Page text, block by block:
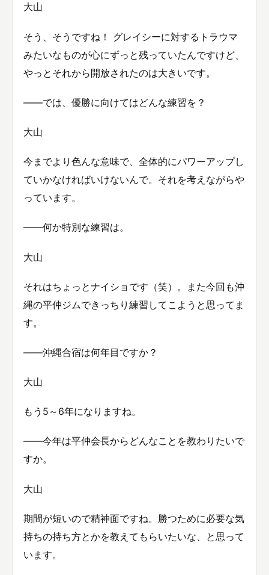
大山
そう、そうですね！ グレイシーに対するトラウマ
みたいなものが心にずっと残っていたんですけど、
やっとそれから開放されたのは大きいです。
――では、優勝に向けてはどんな練習を？
大山
今までより色んな意味で、全体的にパワーアップし
ていかなければいけないんで。それを考えながらや
っています。
――何か特別な練習は。
大山
それはちょっとナイショです（笑）。また今回も沖
縄の平仲ジムできっちり練習してこようと思ってま
す。
――沖縄合宿は何年目ですか？
大山
もう5～6年になりますね。
――今年は平仲会長からどんなことを教わりたいで
すか。
大山
期間が短いので精神面ですね。勝つために必要な気
持ちの持ち方とかを教えてもらいたいな、と思って
います。